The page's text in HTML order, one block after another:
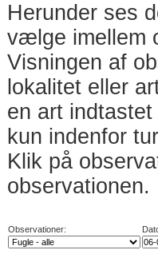
Herunder ses
vælge imellem
Visningen af
lokalitet eller
en art
kun indenfor
Klik på
observationen.
Observationer: